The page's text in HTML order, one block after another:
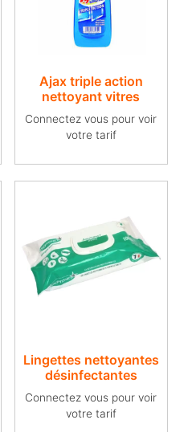
Ajax triple action
nettoyant vitres
Connectez vous pour voir
votre tarif
Lingettes nettoyantes
désinfectantes
Connectez vous pour voir
votre tarif